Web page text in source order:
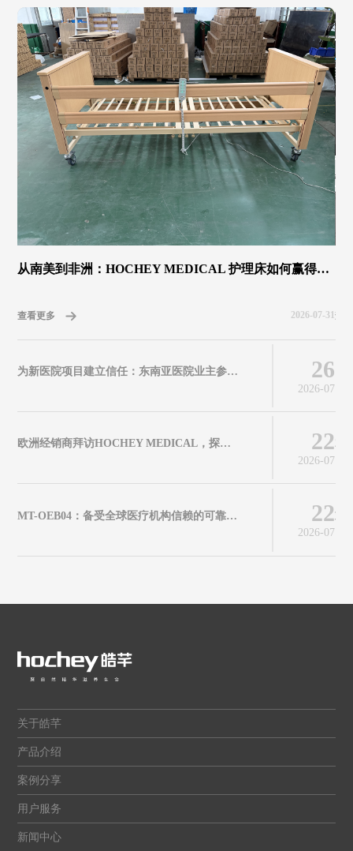
从南美到非洲：HOCHEY MEDICAL 护理床如何赢得全球客户认可
查看更多 2026-07-31
为新医院项目建立信任：东南亚医院业主参观 HOCHEY MEDICAL 26
2026-07
欧洲经销商拜访HOCHEY MEDICAL，探讨可靠的医疗设备制造合作伙伴关系 22
2026-07
MT-OEB04：备受全球医疗机构信赖的可靠妇科检查解决方案 22
2026-07
查
关于皓芊
产品介绍
案例分享
用户服务
新闻中心